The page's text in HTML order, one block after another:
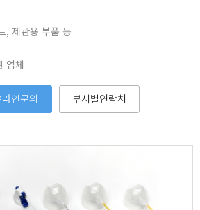
, 제관용 부품 등
업체
인문의 부서별연락처